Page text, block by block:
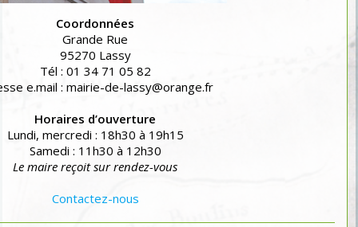
Coordonnées
Grande Rue
95270 Lassy
Tél : 01 34 71 05 82
e.mail : mairie-de-lassy@orange.fr
Horaires d’ouverture
Lundi, mercredi : 18h30 à 19h15
Samedi : 11h30 à 12h30
Le maire reçoit sur rendez-vous
Contactez-nous